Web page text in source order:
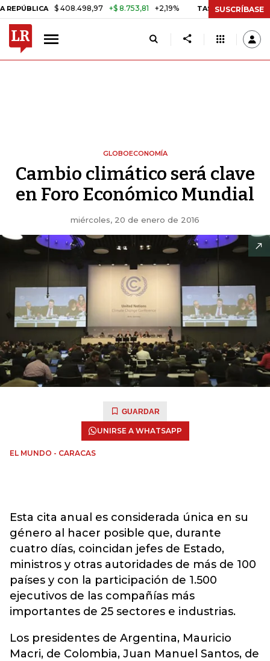
$ 408.498,97 +$ 8.753,81 +2,19% TASA DE USURA CRÉDITO
SUSCRÍBASE
GLOBOECONOMÍA
Cambio climático será clave
en Foro Económico Mundial
miércoles, 20 de enero de 2016
GUARDAR
UNIRSE A WHATSAPP
EL MUNDO - CARACAS
Esta cita anual es considerada única en su
género al hacer posible que, durante
cuatro días, coincidan jefes de Estado,
ministros y otras autoridades de más de 100
países y con la participación de 1.500
ejecutivos de las compañías más
importantes de 25 sectores e industrias.
Los presidentes de Argentina, Mauricio
Macri, de Colombia, Juan Manuel Santos, de